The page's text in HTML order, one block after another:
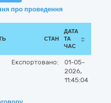
про проведення
СТАН
ДАТА
ТА
ЧАС
Експортовано:
01-05-
2026,
11:45:04